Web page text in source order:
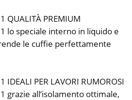
PREMIUM
lo speciale interno in liquido e
le cuffie perfettamente
PER LAVORI RUMOROSI
grazie all’isolamento ottimale,